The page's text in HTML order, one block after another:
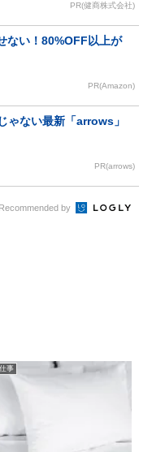
PR(健商株式会社)
ない！80%OFF以上が
PR(Amazon)
ゃない最新「arrows」
PR(arrows)
Recommended by
事